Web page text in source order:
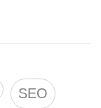
SEO